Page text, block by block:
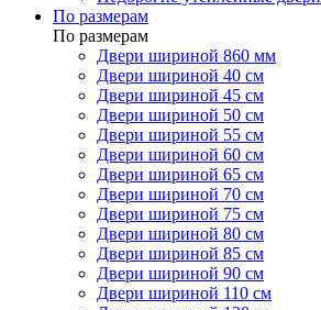
По размерам
По размерам
Двери шириной 860 мм
Двери шириной 40 см
Двери шириной 45 см
Двери шириной 50 см
Двери шириной 55 см
Двери шириной 60 см
Двери шириной 65 см
Двери шириной 70 см
Двери шириной 75 см
Двери шириной 80 см
Двери шириной 85 см
Двери шириной 90 см
Двери шириной 110 см